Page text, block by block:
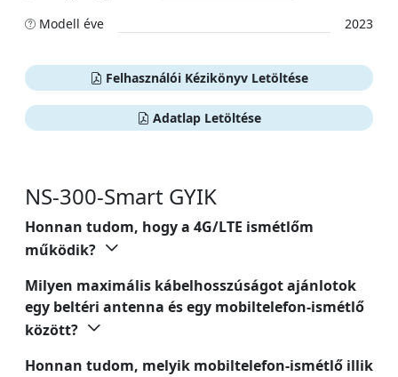
Modell éve
2023
Felhasználói Kézikönyv Letöltése
Adatlap Letöltése
NS-300-Smart GYIK
Honnan tudom, hogy a 4G/LTE ismétlőm
működik?
Milyen maximális kábelhosszúságot ajánlotok
egy beltéri antenna és egy mobiltelefon-ismétlő
között?
Honnan tudom, melyik mobiltelefon-ismétlő illik